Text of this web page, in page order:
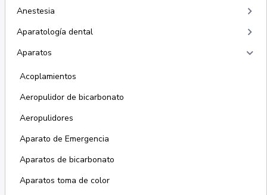
Anestesia keyboard_arrow_right
Aparatología dental keyboard_arrow_right
Aparatos keyboard_arrow_right
Acoplamientos
Aeropulidor de bicarbonato
Aeropulidores
Aparato de Emergencia
Aparatos de bicarbonato
Aparatos toma de color